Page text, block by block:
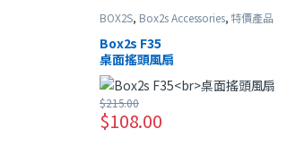
BOX2S, Box2s Accessories, 特價產品
Box2s F35
桌面搖頭風扇
$108.00
$215.00